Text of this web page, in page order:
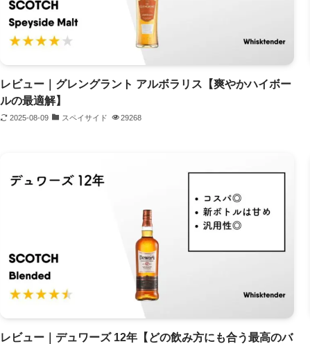
レビュー｜グレングラント アルボラリス【爽やかハイボー
ルの最適解】
2025-08-09 スペイサイド 29268
レビュー｜デュワーズ 12年【どの飲み方にも合う最高のバ